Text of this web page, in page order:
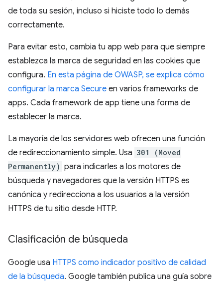
de toda su sesión, incluso si hiciste todo lo demás
correctamente.
Para evitar esto, cambia tu app web para que siempre
establezca la marca de seguridad en las cookies que
configura. En esta página de OWASP, se explica cómo
configurar la marca Secure en varios frameworks de
apps. Cada framework de app tiene una forma de
establecer la marca.
La mayoría de los servidores web ofrecen una función
de redireccionamiento simple. Usa 301 (Moved
Permanently) para indicarles a los motores de
búsqueda y navegadores que la versión HTTPS es
canónica y redirecciona a los usuarios a la versión
HTTPS de tu sitio desde HTTP.
Clasificación de búsqueda
Google usa HTTPS como indicador positivo de calidad
de la búsqueda. Google también publica una guía sobre